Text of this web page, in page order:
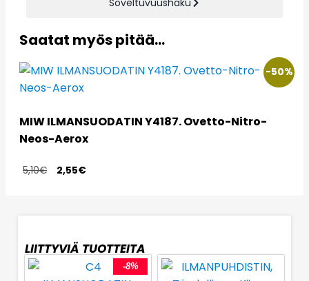
Soveltuvuushaku
Saatat myös pitää...
-50%
MIW ILMANSUODATIN Y4187. Ovetto-Nitro-
Neos-Aerox
5,10€ 2,55€
LIITTYVIÄ TUOTTEITA
-8%